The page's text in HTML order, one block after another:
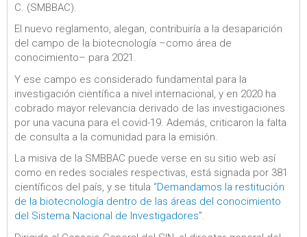
C. (SMBBAC).
El nuevo reglamento, alegan, contribuiría a la desaparición
del campo de la biotecnología –como área de
conocimiento– para 2021.
Y ese campo es considerado fundamental para la
investigación científica a nivel internacional, y en 2020 ha
cobrado mayor relevancia derivado de las investigaciones
por una vacuna para el covid-19. Además, criticaron la falta
de consulta a la comunidad para la emisión.
La misiva de la SMBBAC puede verse en su sitio web así
como en redes sociales respectivas, está signada por 381
científicos del país, y se titula “Demandamos la restitución
de la biotecnología dentro de las áreas del conocimiento
del Sistema Nacional de Investigadores”.